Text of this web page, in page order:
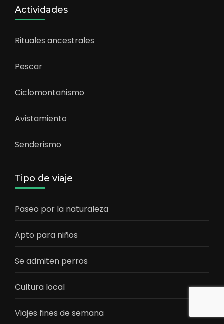
Actividades
Rituales ancestrales
Pescar
Ciclomontañismo
Avistamiento
Senderismo
Tipo de viaje
Paseo por la naturaleza
Apto para niños
Se admiten perros
Cultura local
Viajes fines de semana